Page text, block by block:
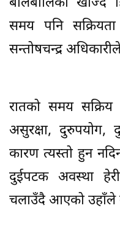
बालबालिका खोज्दै
समय पनि
सन्तोषचन्द्र
रातको समय
असुरक्षा, दुरुपयोग,
कारण त्यस्तो हुन
दुईपटक अवस्था हेरी
चलाउँदै आएको उहाँले